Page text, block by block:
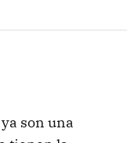
son una